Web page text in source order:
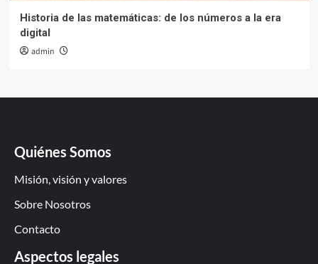
Historia de las matemáticas: de los números a la era
digital
admin
Quiénes Somos
Misión, visión y valores
Sobre Nosotros
Contacto
Aspectos legales